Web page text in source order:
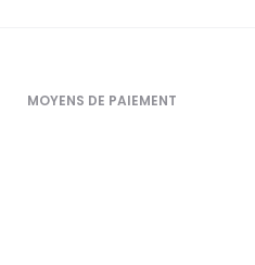
MOYENS DE PAIEMENT